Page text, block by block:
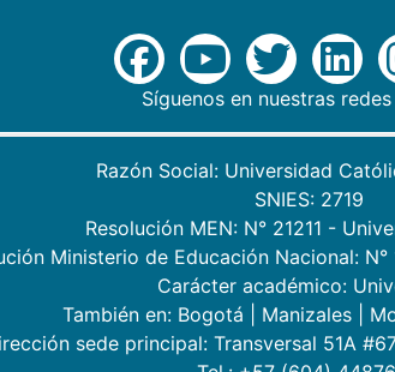
Síguenos en nuestras
Razón Social: Universidad
SNIES: 2719
Resolución MEN: N° 21211 -
Ministerio de Educación Nacional:
Carácter académico:
También en: Bogotá Manizales
sede principal: Transversal 51A